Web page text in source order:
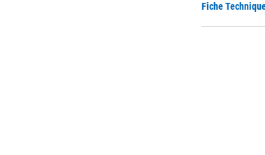
Fiche